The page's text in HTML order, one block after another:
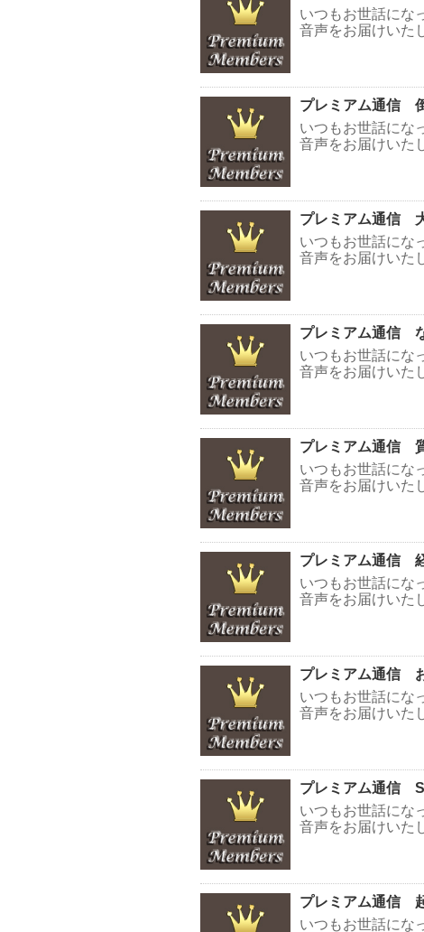
いつもお世話にな
音声をお届けいた
プレミアム通信
いつもお世話にな
音声をお届けいた
プレミアム通信
いつもお世話にな
音声をお届けいた
プレミアム通信
いつもお世話にな
音声をお届けいた
プレミアム通信
いつもお世話にな
音声をお届けいた
プレミアム通信
いつもお世話にな
音声をお届けいた
プレミアム通信
いつもお世話にな
音声をお届けいた
プレミアム通信
いつもお世話にな
音声をお届けいた
プレミアム通信
いつもお世話にな